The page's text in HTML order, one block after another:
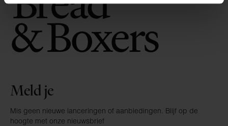
Meld je
Mis geen nieuwe lanceringen of aanbiedingen. Blijf op de
hoogte met onze nieuwsbrief